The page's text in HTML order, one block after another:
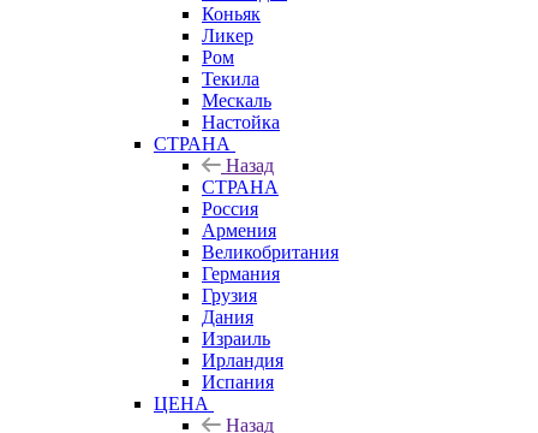
Коньяк
Ликер
Ром
Текила
Мескаль
Настойка
СТРАНА
Назад
СТРАНА
Россия
Армения
Великобритания
Германия
Грузия
Дания
Израиль
Ирландия
Испания
ЦЕНА
Назад